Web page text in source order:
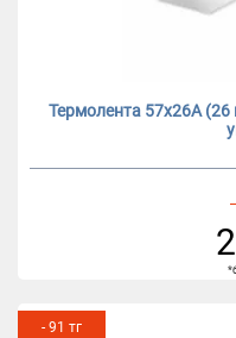
Термолента 57х26А
- 91 тг